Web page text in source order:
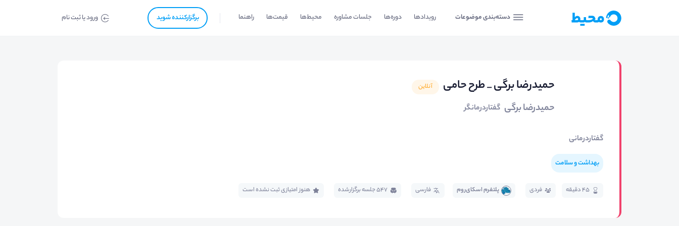
دسته‌بندی موضوعات رویدادها دوره‌ها جلسات مشاوره محیط‌ها قیمت‌ها راهنما برگزار‌‌کننده شوید ورود یا ثبت نام
حمیدرضا برگی _ طرح حامی آنلاین
حمیدرضا برگی گفتاردرمانگر
گفتاردرمانی
بهداشت و سلامت
45 دقیقه فردی پلتفرم اسکای‌روم فارسی 547 جلسه برگزار‌شده هنوز امتیازی ثبت نشده است